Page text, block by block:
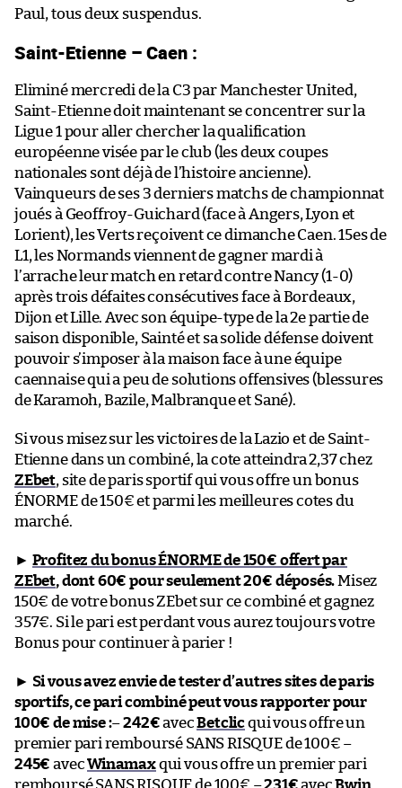
Paul, tous deux suspendus.
Saint-Etienne – Caen :
Eliminé mercredi de la C3 par Manchester United,
Saint-Etienne doit maintenant se concentrer sur la
Ligue 1 pour aller chercher la qualification
européenne visée par le club (les deux coupes
nationales sont déjà de l’histoire ancienne).
Vainqueurs de ses 3 derniers matchs de championnat
joués à Geoffroy-Guichard (face à Angers, Lyon et
Lorient), les Verts reçoivent ce dimanche Caen. 15es de
L1, les Normands viennent de gagner mardi à
l’arrache leur match en retard contre Nancy (1-0)
après trois défaites consécutives face à Bordeaux,
Dijon et Lille. Avec son équipe-type de la 2e partie de
saison disponible, Sainté et sa solide défense doivent
pouvoir s’imposer à la maison face à une équipe
caennaise qui a peu de solutions offensives (blessures
de Karamoh, Bazile, Malbranque et Sané).
Si vous misez sur les victoires de la Lazio et de Saint-
Etienne dans un combiné, la cote atteindra 2,37 chez
ZEbet, site de paris sportif qui vous offre un bonus
ÉNORME de 150€ et parmi les meilleures cotes du
marché.
► Profitez du bonus ÉNORME de 150€ offert par
ZEbet, dont 60€ pour seulement 20€ déposés.Misez
150€ de votre bonus ZEbet sur ce combiné et gagnez
357€. Si le pari est perdant vous aurez toujours votre
Bonus pour continuer à parier !
► Si vous avez envie de tester d’autres sites de paris
sportifs, ce pari combiné peut vous rapporter pour
100€ de mise :–242€avecBetclicqui vous offre un
premier pari remboursé SANS RISQUE de 100€ –
245€ avecWinamaxqui vous offre un premier pari
remboursé SANS RISQUE de 100€ –231€avecBwin